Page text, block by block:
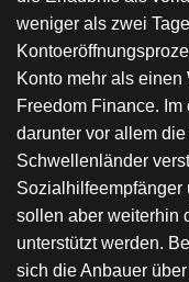
weniger als zwei
Konto mehr als
Freedom Finance.
darunter vor allem
Schwellenländer
Sozialhilfeempfänger
sollen aber weiterhin
unterstützt werden.
sich die Anbauer